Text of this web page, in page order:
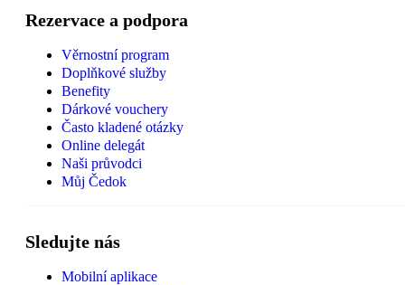
Rezervace a podpora
Věrnostní program
Doplňkové služby
Benefity
Dárkové vouchery
Často kladené otázky
Online delegát
Naši průvodci
Můj Čedok
Sledujte nás
Mobilní aplikace